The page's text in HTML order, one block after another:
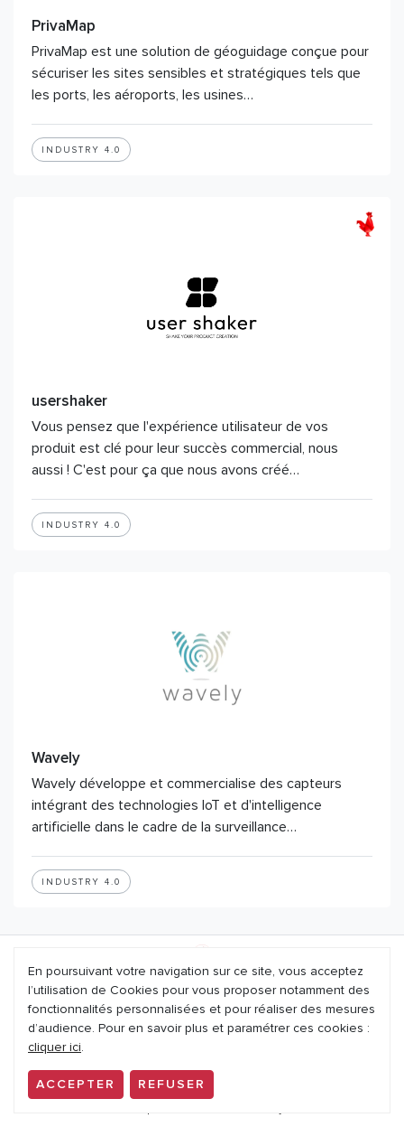
PrivaMap
PrivaMap est une solution de géoguidage conçue pour
sécuriser les sites sensibles et stratégiques tels que
les ports, les aéroports, les usines…
INDUSTRY 4.0
usershaker
Vous pensez que l'expérience utilisateur de vos
produit est clé pour leur succès commercial, nous
aussi ! C'est pour ça que nous avons créé…
INDUSTRY 4.0
Wavely
Wavely développe et commercialise des capteurs
intégrant des technologies IoT et d'intelligence
artificielle dans le cadre de la surveillance…
INDUSTRY 4.0
Mentions légales
Nous contacter
Politique de confidentialité
En poursuivant votre navigation sur ce site, vous acceptez
l’utilisation de Cookies pour vous proposer notamment des
fonctionnalités personnalisées et pour réaliser des mesures
d’audience. Pour en savoir plus et paramétrer ces cookies :
cliquer ici.
ACCEPTER REFUSER